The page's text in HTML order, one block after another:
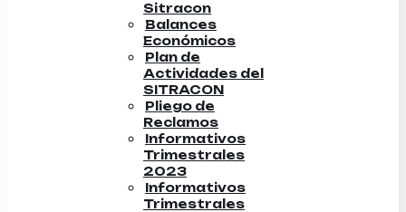
Sitracon
Balances
Económicos
Plan de
Actividades del
SITRACON
Pliego de
Reclamos
Informativos
Trimestrales
2023
Informativos
Trimestrales